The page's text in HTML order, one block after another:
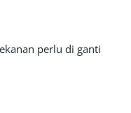
perlu di ganti